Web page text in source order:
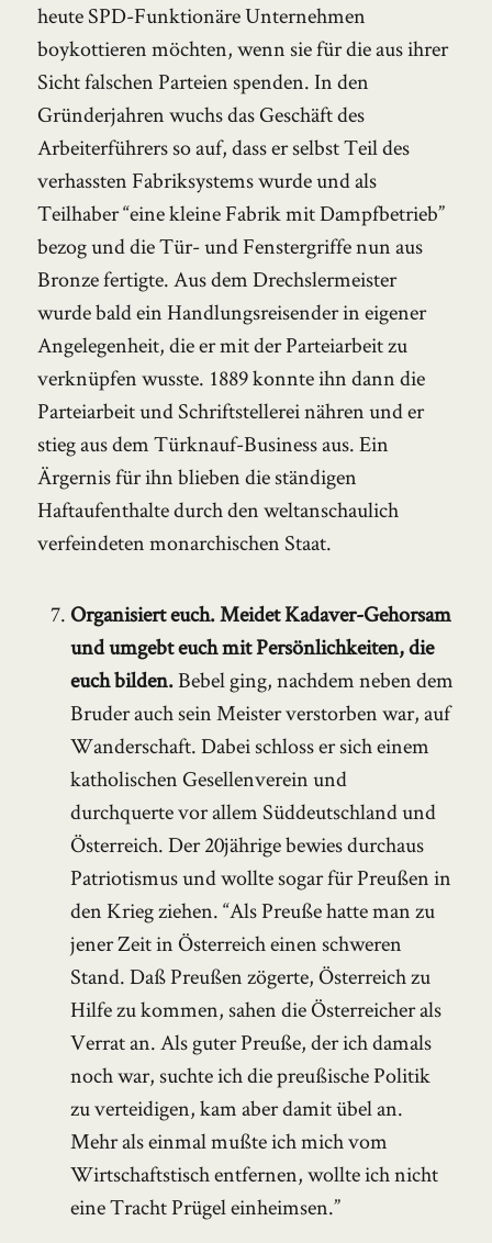
heute SPD-Funktionäre Unternehmen
boykottieren möchten, wenn sie für die aus ihrer
Sicht falschen Parteien spenden. In den
Gründerjahren wuchs das Geschäft des
Arbeiterführers so auf, dass er selbst Teil des
verhassten Fabriksystems wurde und als
Teilhaber “eine kleine Fabrik mit Dampfbetrieb”
bezog und die Tür- und Fenstergriffe nun aus
Bronze fertigte. Aus dem Drechslermeister
wurde bald ein Handlungsreisender in eigener
Angelegenheit, die er mit der Parteiarbeit zu
verknüpfen wusste. 1889 konnte ihn dann die
Parteiarbeit und Schriftstellerei nähren und er
stieg aus dem Türknauf-Business aus. Ein
Ärgernis für ihn blieben die ständigen
Haftaufenthalte durch den weltanschaulich
verfeindeten monarchischen Staat.
Organisiert euch. Meidet Kadaver-Gehorsam
und umgebt euch mit Persönlichkeiten, die
euch bilden.Bebel ging, nachdem neben dem
Bruder auch sein Meister verstorben war, auf
Wanderschaft. Dabei schloss er sich einem
katholischen Gesellenverein und
durchquerte vor allem Süddeutschland und
Österreich. Der 20jährige bewies durchaus
Patriotismus und wollte sogar für Preußen in
den Krieg ziehen. “Als Preuße hatte man zu
jener Zeit in Österreich einen schweren
Stand. Daß Preußen zögerte, Österreich zu
Hilfe zu kommen, sahen die Österreicher als
Verrat an. Als guter Preuße, der ich damals
noch war, suchte ich die preußische Politik
zu verteidigen, kam aber damit übel an.
Mehr als einmal mußte ich mich vom
Wirtschaftstisch entfernen, wollte ich nicht
eine Tracht Prügel einheimsen.”